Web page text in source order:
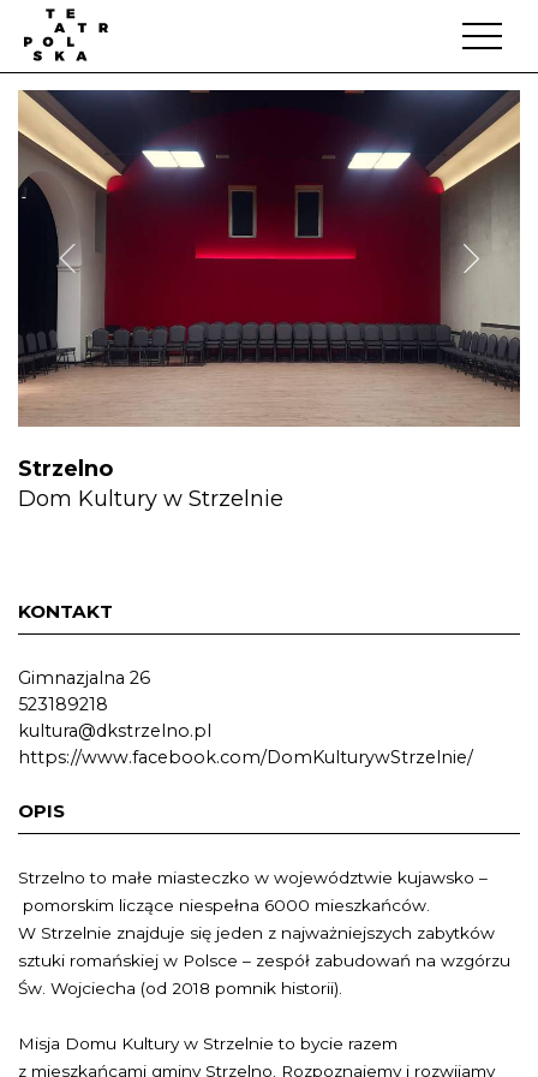
Strzelno
Dom Kultury w Strzelnie
KONTAKT
Gimnazjalna 26
523189218
kultura@dkstrzelno.pl
https://www.facebook.com/DomKulturywStrzelnie/
OPIS
Strzelno to małe miasteczko w województwie kujawsko –
pomorskim liczące niespełna 6000 mieszkańców.
W Strzelnie znajduje się jeden z najważniejszych zabytków
sztuki romańskiej w Polsce – zespół zabudowań na wzgórzu
Św. Wojciecha (od 2018 pomnik historii).
Misja Domu Kultury w Strzelnie to bycie razem
z mieszkańcami gminy Strzelno. Rozpoznajemy i rozwijamy